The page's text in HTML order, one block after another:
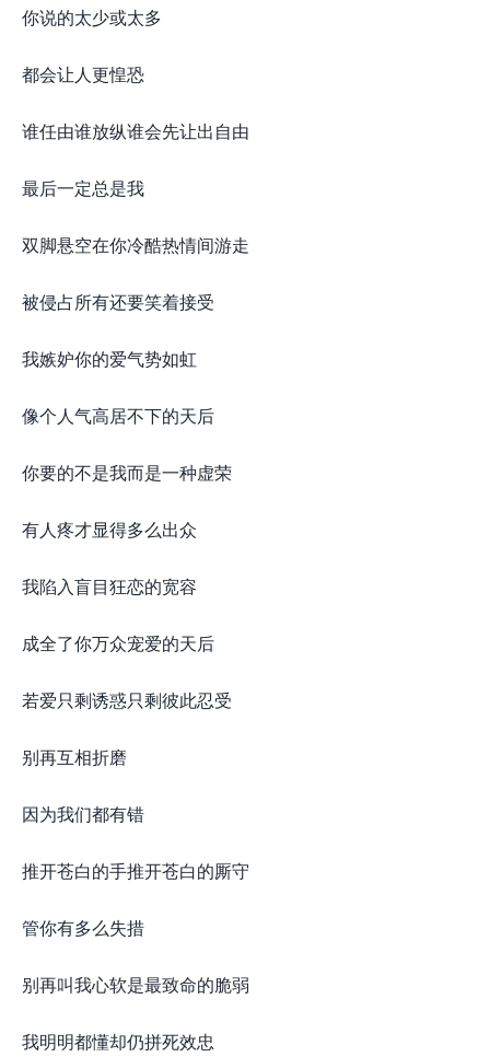
你说的太少或太多
都会让人更惶恐
谁任由谁放纵谁会先让出自由
最后一定总是我
双脚悬空在你冷酷热情间游走
被侵占所有还要笑着接受
我嫉妒你的爱气势如虹
像个人气高居不下的天后
你要的不是我而是一种虚荣
有人疼才显得多么出众
我陷入盲目狂恋的宽容
成全了你万众宠爱的天后
若爱只剩诱惑只剩彼此忍受
别再互相折磨
因为我们都有错
推开苍白的手推开苍白的厮守
管你有多么失措
别再叫我心软是最致命的脆弱
我明明都懂却仍拼死效忠